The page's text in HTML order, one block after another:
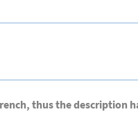
thus the description